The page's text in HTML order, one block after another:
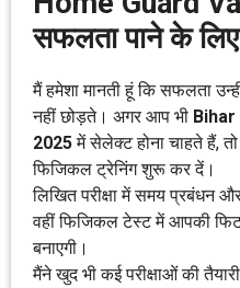
सफलता पाने के
मैं हमेशा मानती हूं कि सफलता
नहीं छोड़ते। अगर आप भी
2025में सेलेक्ट होना चाहते हैं,
फिजिकल ट्रेनिंग शुरू कर दें।
लिखित परीक्षा में समय प्रबंधन
वहीं फिजिकल टेस्ट में आपकी
बनाएगी।
मैंने खुद भी कई परीक्षाओं की